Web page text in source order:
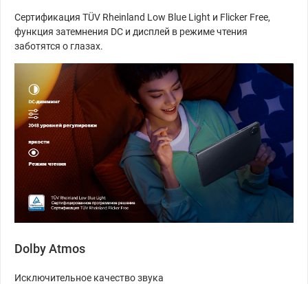
Сертификация TÜV Rheinland Low Blue Light и Flicker Free,
функция затемнения DC и дисплей в режиме чтения
заботятся о глазах.
Dolby Atmos
Исключительное качество звука